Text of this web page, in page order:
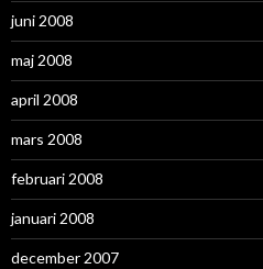
juni 2008
maj 2008
april 2008
mars 2008
februari 2008
januari 2008
december 2007